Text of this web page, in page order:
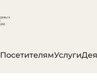
ПосетителямУслуги